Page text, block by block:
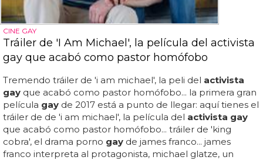
CINE GAY
Tráiler de 'I Am Michael', la película del activista
gay que acabó como pastor homófobo
Tremendo tráiler de 'i am michael', la peli del activista
gay que acabó como pastor homófobo... la primera gran
película gay de 2017 está a punto de llegar: aquí tienes el
tráiler de de 'i am michael', la película del activista gay
que acabó como pastor homófobo... tráiler de 'king
cobra', el drama porno gay de james franco... james
franco interpreta al protagonista, michael glatze, un